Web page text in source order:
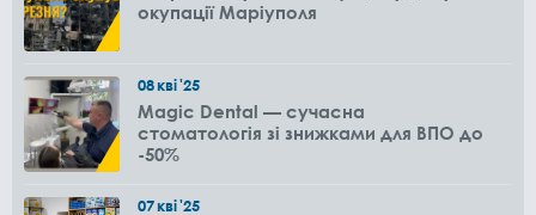
окупації Маріуполя
08кві'25
Magic Dental — сучасна
стоматологія зі знижками для ВПО до
-50%
07кві'25